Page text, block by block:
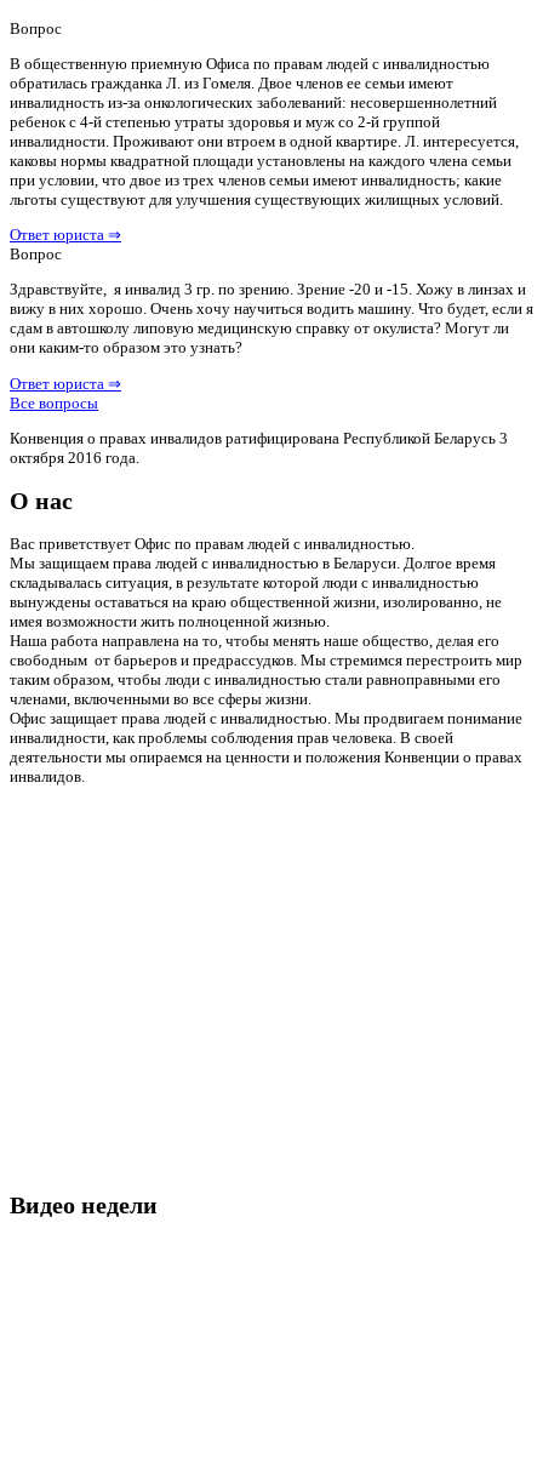
Вопрос
В общественную приемную Офиса по правам людей с инвалидностью
обратилась гражданка Л. из Гомеля. Двое членов ее семьи имеют
инвалидность из-за онкологических заболеваний: несовершеннолетний
ребенок с 4-й степенью утраты здоровья и муж со 2-й группой
инвалидности. Проживают они втроем в одной квартире. Л. интересуется,
каковы нормы квадратной площади установлены на каждого члена семьи
при условии, что двое из трех членов семьи имеют инвалидность; какие
льготы существуют для улучшения существующих жилищных условий.
Ответ юриста ⇒
Вопрос
Здравствуйте, я инвалид 3 гр. по зрению. Зрение -20 и -15. Хожу в линзах и
вижу в них хорошо. Очень хочу научиться водить машину. Что будет, если я
сдам в автошколу липовую медицинскую справку от окулиста? Могут ли
они каким-то образом это узнать?
Ответ юриста ⇒
Все вопросы
Конвенция о правах инвалидов ратифицирована Республикой Беларусь 3
октября 2016 года.
О нас
Вас приветствует Офис по правам людей с инвалидностью.
Мы защищаем права людей с инвалидностью в Беларуси. Долгое время
складывалась ситуация, в результате которой люди с инвалидностью
вынуждены оставаться на краю общественной жизни, изолированно, не
имея возможности жить полноценной жизнью.
Наша работа направлена на то, чтобы менять наше общество, делая его
свободным от барьеров и предрассудков. Мы стремимся перестроить мир
таким образом, чтобы люди с инвалидностью стали равноправными его
членами, включенными во все сферы жизни.
Офис защищает права людей с инвалидностью. Мы продвигаем понимание
инвалидности, как проблемы соблюдения прав человека. В своей
деятельности мы опираемся на ценности и положения Конвенции о правах
инвалидов.
Видео недели